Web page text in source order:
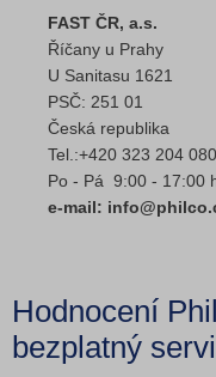
FAST ČR, a.s.
Říčany u Prahy
U Sanitasu 1621
PSČ: 251 01
Česká republika
Tel.:+420 323 204 080
Po - Pá 9:00 - 17:00
e-mail:
Hodnocení
bezplatný